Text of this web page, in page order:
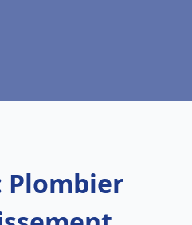
Plombier